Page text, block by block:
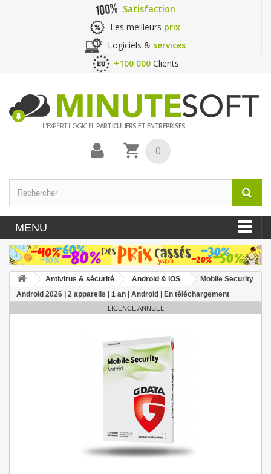
Satisfaction
Les meilleurs prix
Logiciels & services
+100 000 Clients
L'EXPERT LOGICIELPARTICULIERS ET ENTREPRISES
0
MENU
Antivirus & sécurité Android & iOS
Mobile Security
Android 2026 | 2 appareils | 1 an | Android | En téléchargement
LICENCE ANNUEL